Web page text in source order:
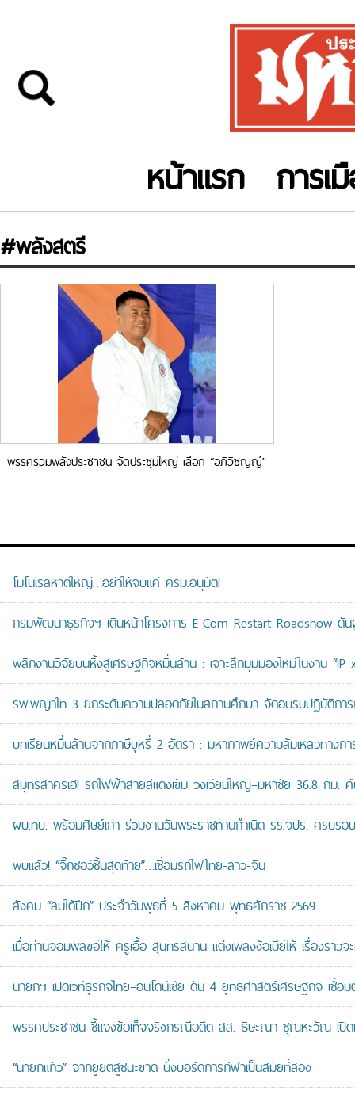
หน้าแรก การเ
#พลังสตรี
พรรครวมพลังประชาชน จัดประชุมใหญ่ เลือก “อภิวิชญญ์”
โมโนเรลหาดใหญ่…อย่าให้จบแค่ ครม.อนุมัติ!
กรมพัฒนาธุรกิจฯ เดินหน้าโครงการ E-Com Restart Roadshow ดั
พลิกงานวิจัยบนหิ้งสู่เศรษฐกิจหมื่นล้าน : เจาะลึกมุมมองใหม่ในงาน “IP
รพ.พญาไท 3 ยกระดับความปลอดภัยในสถานศึกษา จัดอบรมปฏิบัติกา
บทเรียนหมื่นล้านจากภาษีบุหรี่ 2 อัตรา : มหากาพย์ความล้มเหลวทางก
สมุทรสาครเฮ! รถไฟฟ้าสายสีแดงเข้ม วงเวียนใหญ่–มหาชัย 36.8 ก
ผบ.ทบ. พร้อมศิษย์เก่า ร่วมงานวันพระราชทานกำเนิด รร.จปร. ครบ
พบแล้ว! “จิ๊กซอว์ชิ้นสุดท้าย”…เชื่อมรถไฟไทย-ลาว-จีน
สังคม “ลมใต้ปีก” ประจำวันพุธที่ 5 สิงหาคม พุทธศักราช 2569
เมื่อท่านจอมพลขอให้ ครูเอื้อ สุนทรสนาน แต่งเพลงง้อเมียให้ เรื่องราวจะ
นายกฯ เปิดเวทีธุรกิจไทย–อินโดนีเซีย ดัน 4 ยุทธศาสตร์เศรษฐกิจ เ
พรรคประชาชน ชี้แจงข้อเท็จจริงกรณีอดีต สส. ธิษะณา ชุณหะวัณ เปิด
“นายกแก้ว” จากยูยิตสูชนะขาด นั่งบอร์ดการกีฬาเป็นสมัยที่สอง